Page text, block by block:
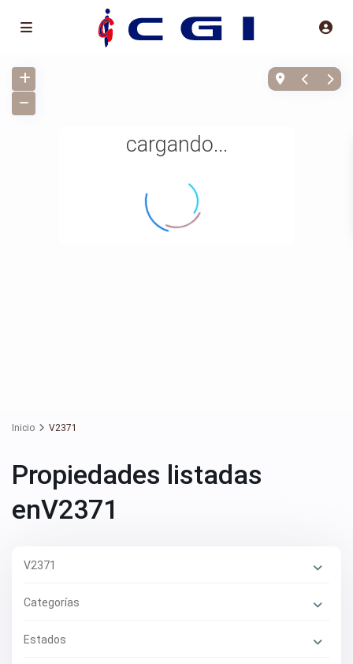
cargando...
Inicio V2371
Propiedades listadas
enV2371
V2371
Categorías
Estados